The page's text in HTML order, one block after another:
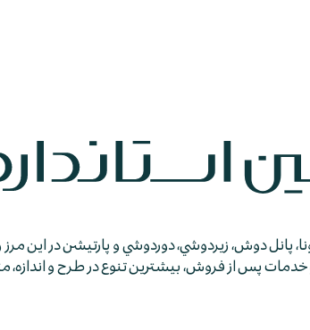
پانل دوش، زيردوشي، دوردوشي و پارتيشن در اين
پس از فروش، بيشترين تنوع در طرح و اندازه،